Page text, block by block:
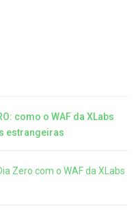
como o WAF da XLabs
estrangeiras
Zero com o WAF da XLabs